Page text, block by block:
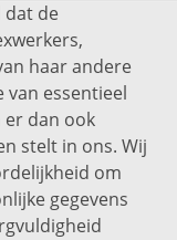
dat de
haar andere
van essentieel
er dan ook
stelt in ons. Wij
om
gegevens